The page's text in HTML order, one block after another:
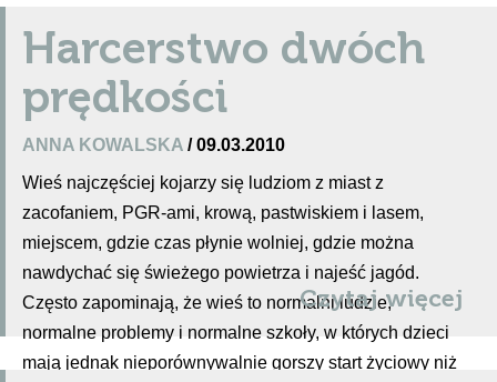
Harcerstwo dwóch
prędkości
ANNA KOWALSKA / 09.03.2010
Wieś najczęściej kojarzy się ludziom z miast z
zacofaniem, PGR-ami, krową, pastwiskiem i lasem,
miejscem, gdzie czas płynie wolniej, gdzie można
nawdychać się świeżego powietrza i najeść jagód.
Często zapominają, że wieś to normalni ludzie,
normalne problemy i normalne szkoły, w których dzieci
mają jednak nieporównywalnie gorszy start życiowy niż
Czytaj więcej